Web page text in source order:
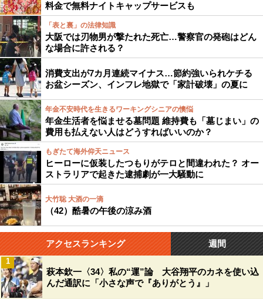
料金で無料ナイトキャップサービスも
「表と裏」の法律知識
大阪では刃物男が撃たれた死亡…警察官の発砲はどん
な場合に許される？
消費支出が7カ月連続マイナス…節約強いられケチる
お盆シーズン、インフレ地獄で「家計破壊」の夏に
年金不安時代を生きるワーキングシニアの懊悩
年金生活者を悩ませる墓問題 維持費も「墓じまい」の
費用も払えない人はどうすればいいのか？
もぎたて海外仰天ニュース
ヒーローに仮装したつもりがテロと間違われた？ オー
ストラリアで起きた逮捕劇が一大騒動に
大竹聡 大酒の一滴
（42）酷暑の午後の涼み酒
アクセスランキング 週間
萩本欽一〈34〉私の“運”論 大谷翔平のカネを使い込
んだ通訳に「小さな声で『ありがとう』」
1